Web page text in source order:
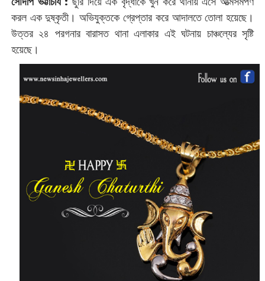
করল এক দুষ্কৃতী। অভিযুক্তকে গ্রেপ্তার করে আদালতে তোলা হয়েছে।
উত্তর ২৪ পরগনার বারাসত থানা এলাকার এই ঘটনায় চাঞ্চল্যের সৃষ্টি
হয়েছে।